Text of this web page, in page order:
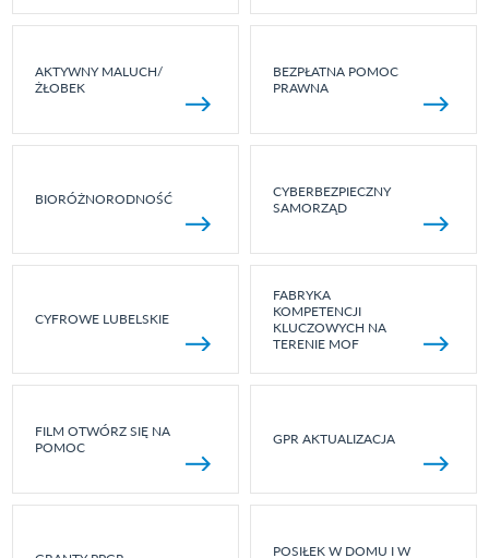
AKTYWNY MALUCH/
ŻŁOBEK
BEZPŁATNA POMOC
PRAWNA
BIORÓŻNORODNOŚĆ
CYBERBEZPIECZNY
SAMORZĄD
CYFROWE LUBELSKIE
FABRYKA
KOMPETENCJI
KLUCZOWYCH NA
TERENIE MOF
FILM OTWÓRZ SIĘ NA
POMOC
GPR AKTUALIZACJA
POSIŁEK W DOMU I W